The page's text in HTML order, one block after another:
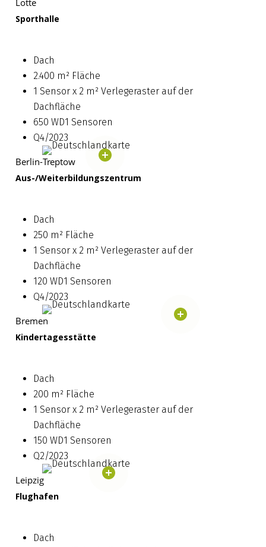
Lotte
Sporthalle
Dach
2.400 m² Fläche
1 Sensor x 2 m² Verlegeraster auf der
Dachfläche
650 WD1 Sensoren
Q4/2023
Berlin-Treptow
Aus-/Weiterbildungszentrum
Dach
250 m² Fläche
1 Sensor x 2 m² Verlegeraster auf der
Dachfläche
120 WD1 Sensoren
Q4/2023
Bremen
Kindertagesstätte
Dach
200 m² Fläche
1 Sensor x 2 m² Verlegeraster auf der
Dachfläche
150 WD1 Sensoren
Q2/2023
Leipzig
Flughafen
Dach